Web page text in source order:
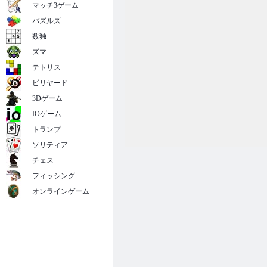
マッチ3ゲーム
パズルズ
数独
ズマ
テトリス
ビリヤード
3Dゲーム
IOゲーム
トランプ
ソリティア
チェス
フィッシング
オンラインゲーム